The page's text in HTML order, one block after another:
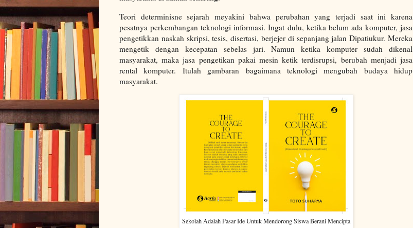
Teori determinisne sejarah meyakini bahwa perubahan yang terjadi saat ini karena
pesatnya perkembangan teknologi informasi. Ingat dulu, ketika belum ada komputer, jasa
pengetikkan naskah skripsi, tesis, disertasi, berjejer di sepanjang jalan Dipatiukur. Mereka
mengetik dengan kecepatan sebelas jari. Namun ketika komputer sudah dikenal
masyarakat, maka jasa pengetikan pakai mesin ketik terdisrupsi, berubah menjadi jasa
rental komputer. Itulah gambaran bagaimana teknologi mengubah budaya hidup
masyarakat.
Sekolah Adalah Pasar Ide Untuk Mendorong Siswa Berani Mencipta